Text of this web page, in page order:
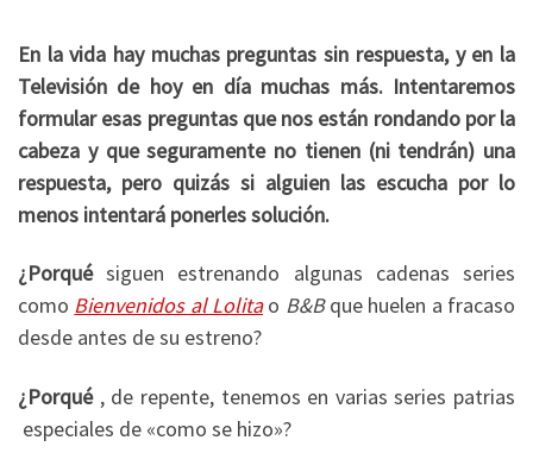
En la vida hay muchas preguntas sin respuesta, y en la
Televisión de hoy en día muchas más. Intentaremos
formular esas preguntas que nos están rondando por la
cabeza y que seguramente no tienen (ni tendrán) una
respuesta, pero quizás si alguien las escucha por lo
menos intentará ponerles solución.
¿Porquésiguen estrenando algunas cadenas series
como Bienvenidos al Lolitao B&Bque huelen a fracaso
desde antes de su estreno?
¿Porqué, de repente, tenemos en varias series patrias
especiales de «como se hizo»?